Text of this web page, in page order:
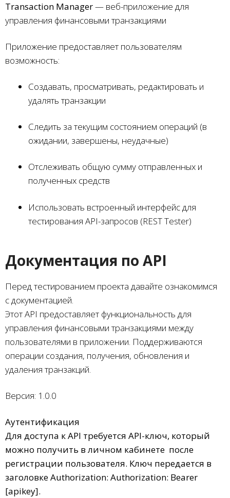
Transaction Manager— веб-приложение для
управления финансовыми транзакциями
Приложение предоставляет пользователям
возможность:
Создавать, просматривать, редактировать и
удалять транзакции
Следить за текущим состоянием операций (в
ожидании, завершены, неудачные)
Отслеживать общую сумму отправленных и
полученных средств
Использовать встроенный интерфейс для
тестирования API-запросов (REST Tester)
Документация по API
Перед тестированием проекта давайте ознакомимся
с документацией.
Этот API предоставляет функциональность для
управления финансовыми транзакциями между
пользователями в приложении. Поддерживаются
операции создания, получения, обновления и
удаления транзакций.
Версия: 1.0.0
Аутентификация
Для доступа к API требуется API-ключ, который
можно получить в личном кабинете после
регистрации пользователя. Ключ передается в
заголовке Authorization: Authorization: Bearer
[apikey].